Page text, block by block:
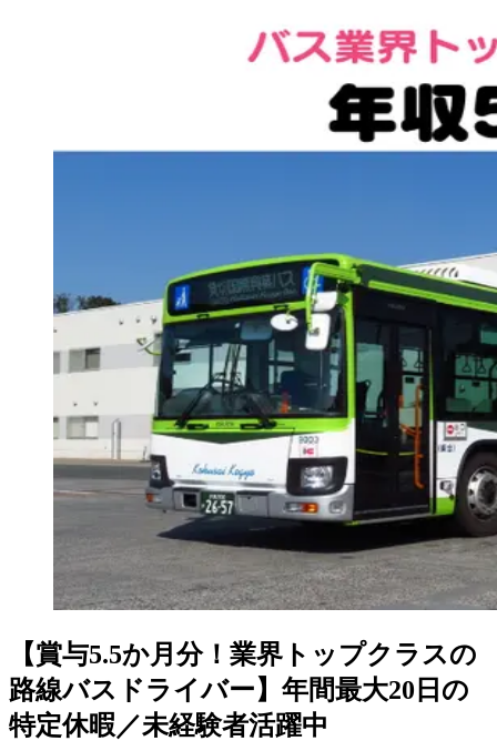
【賞与5.5か月分！業界トップクラスの
路線バスドライバー】年間最大20日の
特定休暇／未経験者活躍中